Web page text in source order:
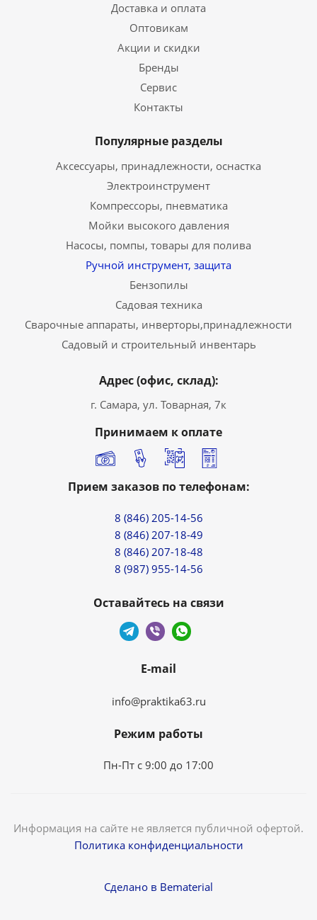
Доставка и оплата
Оптовикам
Акции и скидки
Бренды
Сервис
Контакты
Популярные разделы
Аксессуары, принадлежности, оснастка
Электроинструмент
Компрессоры, пневматика
Мойки высокого давления
Насосы, помпы, товары для полива
Ручной инструмент, защита
Бензопилы
Садовая техника
Сварочные аппараты, инверторы,принадлежности
Садовый и строительный инвентарь
Адрес (офис, склад):
г. Самара, ул. Товарная, 7к
Принимаем к оплате
Прием заказов по телефонам:
8 (846) 205-14-56
8 (846) 207-18-49
8 (846) 207-18-48
8 (987) 955-14-56
Оставайтесь на связи
E-mail
info@praktika63.ru
Режим работы
Пн-Пт с 9:00 до 17:00
Информация на сайте не является публичной офертой.
Политика конфиденциальности
Сделано в Bematerial